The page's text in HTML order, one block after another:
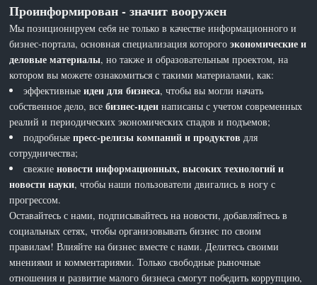
Проинформирован - значит вооружен
Мы позиционируем себя не только в качестве информационного и
бизнес-портала, основная специализация которогоэкономические и
деловые материалы, но также и образовательным проектом, на
котором вы можете ознакомиться с такими материалами, как:
эффективныеидеи для бизнеса, чтобы вы могли начать
собственное дело, всебизнес-идеи написаны с учетом современных
реалий и периодических экономических спадов и подъемов;
подробныепресс-релизы компаний и продуктов для
сотрудничества;
свежиеновости информационных, высоких технологий и
новости науки, чтобы наши пользователи двигались в ногу с
прогрессом.
Оставайтесь с нами, подписывайтесь на новости, добавляйтесь в
социальных сетях, чтобы организовывать бизнес по своим
правилам! Влияйте на бизнес вместе с нами. Делитесь своими
мнениями и комментариями. Только свободные рыночные
отношения и развитие малого бизнеса смогут победить коррупцию,